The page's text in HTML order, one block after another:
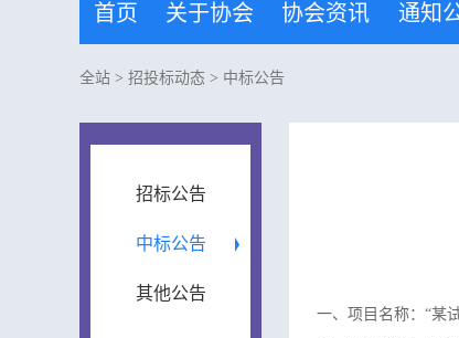
首页 关于协会 协会资讯 通知
全站 > 招投标动态 > 中标公告
招标公告
中标公告
其他公告
一、项目名称：“某